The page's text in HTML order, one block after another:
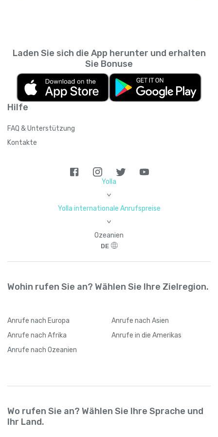
Hilfe
FAQ & Unterstützung
Kontakte
Laden Sie sich die App herunter und erhalten
Sie Bonuse
Yolla
>
Yolla internationale Anrufspreise
>
Ozeanien
DE
Wohin rufen Sie an? Wählen Sie Ihre Zielregion.
Anrufe nach Europa Anrufe nach Asien
Anrufe nach Afrika Anrufe in die Amerikas
Anrufe nach Ozeanien
Wo rufen Sie an? Wählen Sie Ihre Sprache und
Ihr Land.